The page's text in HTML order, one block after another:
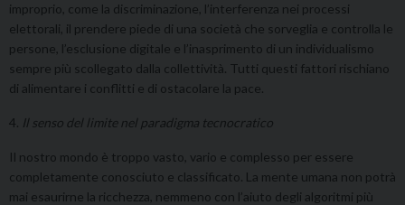
improprio, come la discriminazione, l’interferenza nei processi
elettorali, il prendere piede di una società che sorveglia e controlla le
persone, l’esclusione digitale e l’inasprimento di un individualismo
sempre più scollegato dalla collettività. Tutti questi fattori rischiano
di alimentare i conflitti e di ostacolare la pace.
4. Il senso del limite nel paradigma tecnocratico
Il nostro mondo è troppo vasto, vario e complesso per essere
completamente conosciuto e classificato. La mente umana non potrà
mai esaurirne la ricchezza, nemmeno con l’aiuto degli algoritmi più